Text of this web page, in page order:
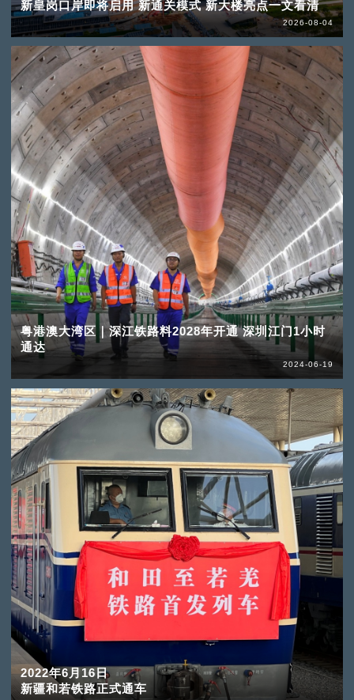
新皇岗口岸即将启用 新通关模式 新大楼亮点一文看清
2026-08-04
粤港澳大湾区｜深江铁路料2028年开通 深圳江门1小时
通达
2024-06-19
2022年6月16日
新疆和若铁路正式通车